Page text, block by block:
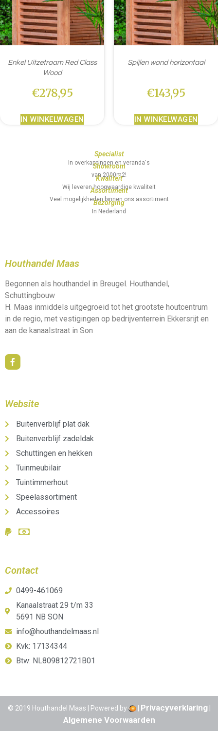
Enkel Uitzetraam Red Class
Wood
€278,95
IN WINKELWAGEN
Spijlen wand horizontaal
€143,95
IN WINKELWAGEN
Specialist
In overkappingen en veranda's
Showroom
van 2000m2!
Kwaliteit
Wij leveren hoogwaardige kwaliteit
Assortiment
Veel mogelijkheden binnen ons assortiment
Bezorging
In Nederland
Houthandel Maas
Begonnen als houthandel in Breugel. Houthandel,
Schuttingbouw
H. Maas inmiddels uitgegroeid tot het grootste houtcentrum
in de regio, met vestigingen op bedrijventerrein Ekkersrijt en
aan de kanaalstraat in Son
Website
Buitenverblijf plat dak
Buitenverblijf zadeldak
Schuttingen en hekken
Tuinmeubilair
Tuintimmerhout
Speelassortiment
Accessoires
Contact
0499-461069
Kanaalstraat 29 t/m 33
5691 NB SON
info@houthandelmaas.nl
Kvk: 17134344
Btw: NL809812721B01
© 2019 Houthandel Maas | Powered by | Privacyverklaring|
Algemene Voorwaarden